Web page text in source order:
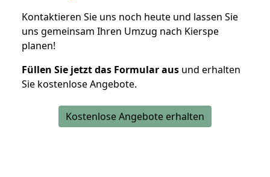
Kontaktieren Sie uns noch heute und lassen Sie
uns gemeinsam Ihren Umzug nach Kierspe
planen!
Füllen Sie jetzt das Formular aus und erhalten
Sie kostenlose Angebote.
Kostenlose Angebote erhalten